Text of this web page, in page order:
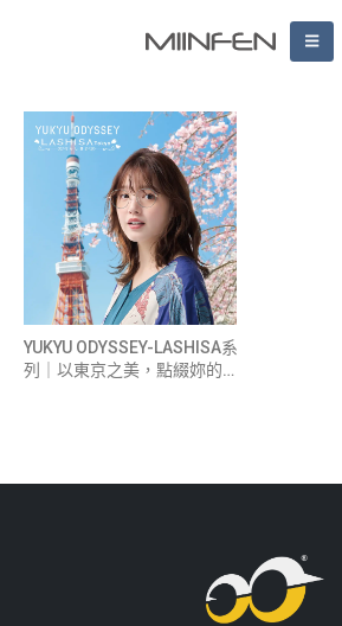
YUKYU ODYSSEY-LASHISA系
列｜以東京之美，點綴妳的眼